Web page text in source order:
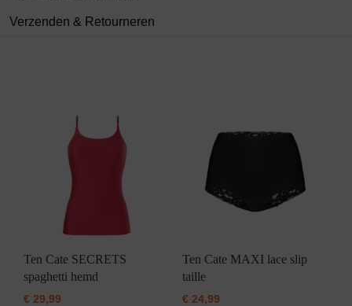
Verzenden & Retourneren
Ten Cate SECRETS
spaghetti hemd
€ 29,99
Ten Cate MAXI lace slip
taille
€24,99